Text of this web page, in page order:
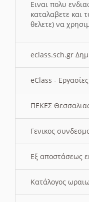
Ειναι πολυ
καταλαβετε και
θελετε) να
eclass.sch.gr
eClass -
ΠΕΚΕΣ
Γενικος
Εξ αποστάσεως
Κατάλογος